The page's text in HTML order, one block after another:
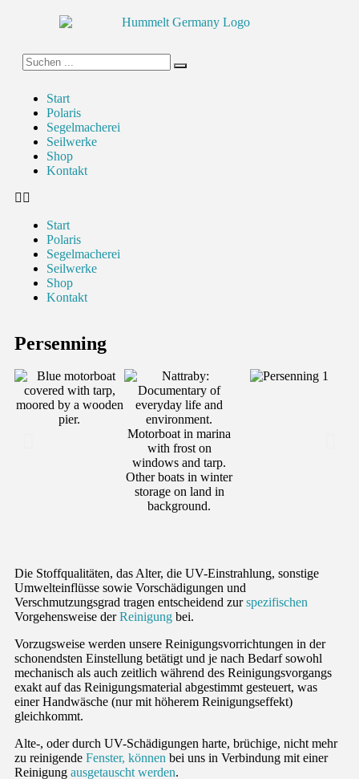
Start
Polaris
Segelmacherei
Seilwerke
Shop
Kontakt
Start
Polaris
Segelmacherei
Seilwerke
Shop
Kontakt
Persenning
Die Stoffqualitäten, das Alter, die UV-Einstrahlung, sonstige
Umwelteinflüsse sowie Vorschädigungen und
Verschmutzungsgrad tragen entscheidend zurspezifischen
Vorgehensweise derReinigung bei.
Vorzugsweise werden unsere Reinigungsvorrichtungen in der
schonendsten Einstellung betätigt und je nach Bedarf sowohl
mechanisch als auch zeitlich während des Reinigungsvorgangs
exakt auf das Reinigungsmaterial abgestimmt gesteuert, was
einer Handwäsche (nur mit höherem Reinigungseffekt)
gleichkommt.
Alte-, oder durch UV-Schädigungen harte, brüchige, nicht mehr
zu reinigende Fenster, können bei uns in Verbindung mit einer
Reinigung ausgetauscht werden.